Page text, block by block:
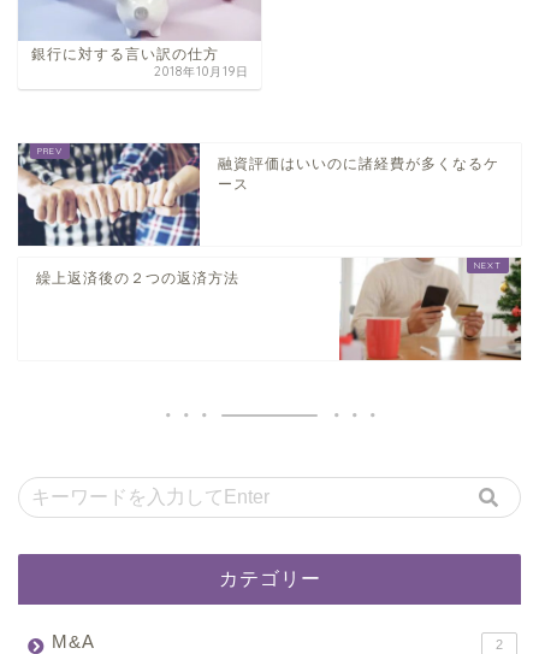
銀行に対する言い訳の仕方
2018年10月19日
融資評価はいいのに諸経費が多くなるケ
ース
繰上返済後の２つの返済方法
カテゴリー
M&A 2